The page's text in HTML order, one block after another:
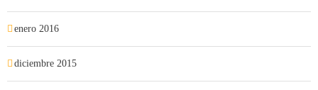
enero 2016
diciembre 2015